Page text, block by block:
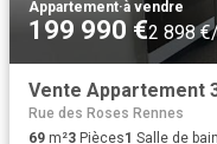
Appartement·à vendre
199 990 €2 898
Vente Appartement
Rue des Roses Rennes
69 m²3 Pièces1 Salle de bain